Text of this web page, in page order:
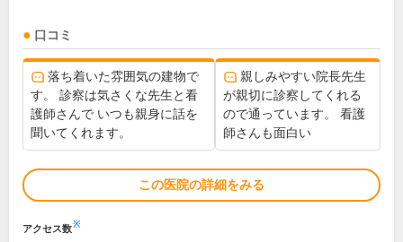
口コミ
落ち着いた雰囲気の建物で
す。 診察は気さくな先生と看
護師さんで いつも親身に話を
聞いてくれます。
親しみやすい院長先生
が親切に診察してくれる
ので通っています。 看護
師さんも面白い
この医院の詳細をみる
アクセス数※